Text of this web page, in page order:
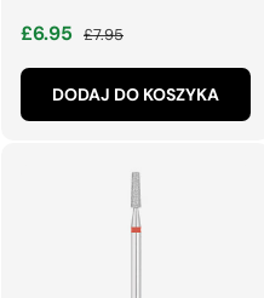
Cena wyprzedaży
£6.95 Normalna cena
£7.95
DODAJ DO KOSZYKA